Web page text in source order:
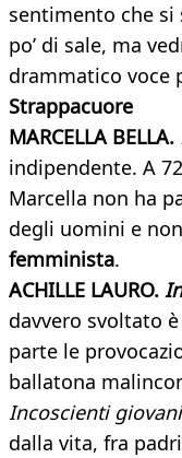
sentimento che si
po’ di sale, ma
drammatico voce
Strappacuore
MARCELLA BELLA.
indipendente. A
Marcella non ha
degli uomini e
femminista.
ACHILLE LAURO.
davvero svoltato
parte le
ballatona
Incoscienti giovani
dalla vita, fra